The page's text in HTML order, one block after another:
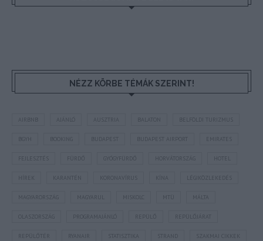
NÉZZ KÖRBE TÉMÁK SZERINT!
AUSZTRIA BALATON BELFÖLDI TURIZMUS
BUDAPEST BUDAPEST AIRPORT EMIRATES
FEJLESZTÉS HORVÁTORSZÁG HOTEL
KARANTÉN LÉGIKÖZLEKEDÉS
MAGYARORSZÁG MTÜ MÁLTA
OLASZORSZÁG REPÜLŐJÁRAT
REPÜLŐTÉR STATISZTIKA STRAND SZAKMAI CIKKEK